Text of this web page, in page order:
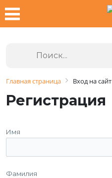
Главная страница Вход на сайт
Регистрация
Имя
Фамилия